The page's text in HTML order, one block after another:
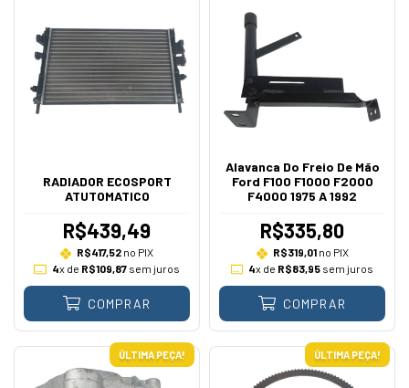
RADIADOR ECOSPORT
ATUTOMATICO
R$439,49
R$417,52 no PIX
4x de R$109,87sem juros
COMPRAR
Alavanca Do Freio De Mão
Ford F100 F1000 F2000
F4000 1975 A 1992
R$335,80
R$319,01no PIX
4x de R$83,95 sem juros
COMPRAR
ÚLTIMA PEÇA! ÚLTIMA PEÇA!